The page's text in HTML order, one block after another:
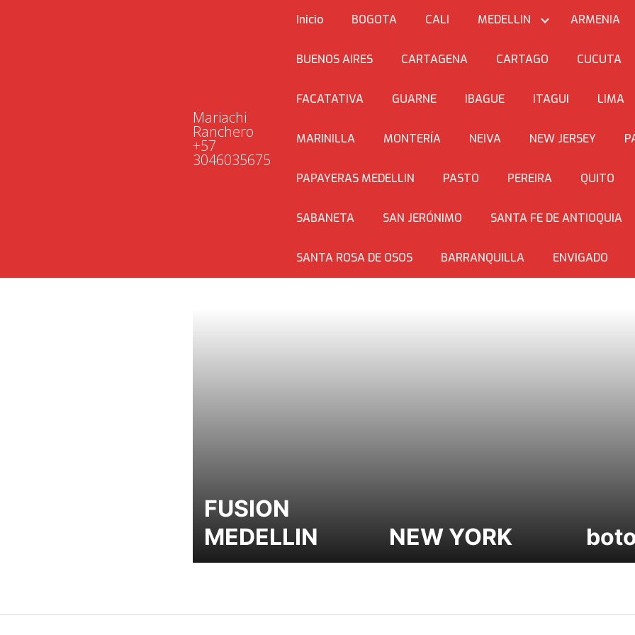
Mariachi
Ranchero
+57
3046035675
Inicio BOGOTA CALI MEDELLIN ARMENIA
BUENOS AIRES CARTAGENA CARTAGO CUCUTA
FACATATIVA GUARNE IBAGUE ITAGUI LIMA
MARINILLA MONTERÍA NEIVA NEW JERSEY
PAPAYERAS MEDELLIN PASTO PEREIRA QUITO
SABANETA SAN JERÓNIMO SANTA FE DE ANTIOQUIA
SANTA ROSA DE OSOS BARRANQUILLA ENVIGADO
FUSION
MEDELLIN
NEW YORK